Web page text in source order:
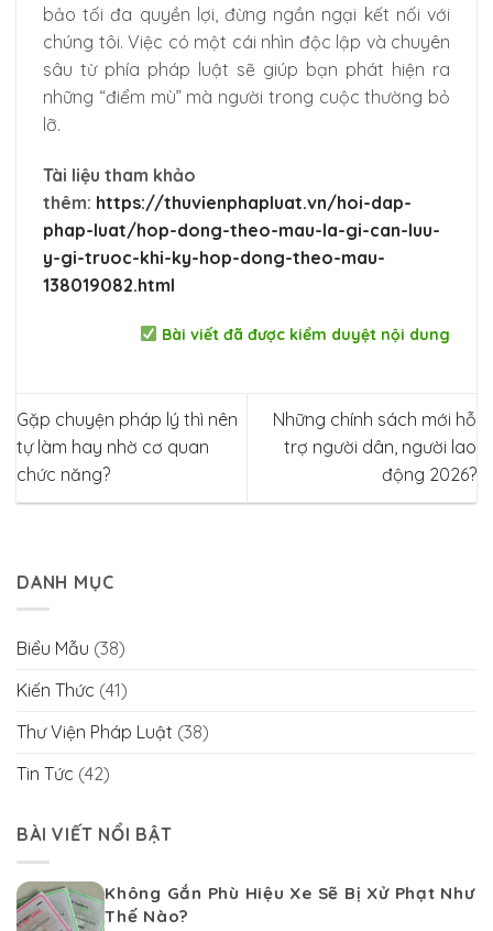
bảo tối đa quyền lợi, đừng ngần ngại kết nối với
chúng tôi. Việc có một cái nhìn độc lập và chuyên
sâu từ phía pháp luật sẽ giúp bạn phát hiện ra
những “điểm mù” mà người trong cuộc thường bỏ
lỡ.
Tài liệu tham khảo
thêm: https://thuvienphapluat.vn/hoi-dap-
phap-luat/hop-dong-theo-mau-la-gi-can-luu-
y-gi-truoc-khi-ky-hop-dong-theo-mau-
138019082.html
Bài viết đã được kiểm duyệt nội dung
Gặp chuyện pháp lý thì nên
tự làm hay nhờ cơ quan
chức năng?
Những chính sách mới hỗ
trợ người dân, người lao
động 2026?
DANH MỤC
Biểu Mẫu (38)
Kiến Thức (41)
Thư Viện Pháp Luật (38)
Tin Tức (42)
BÀI VIẾT NỔI BẬT
Không Gắn Phù Hiệu Xe Sẽ Bị Xử Phạt Như
Thế Nào?